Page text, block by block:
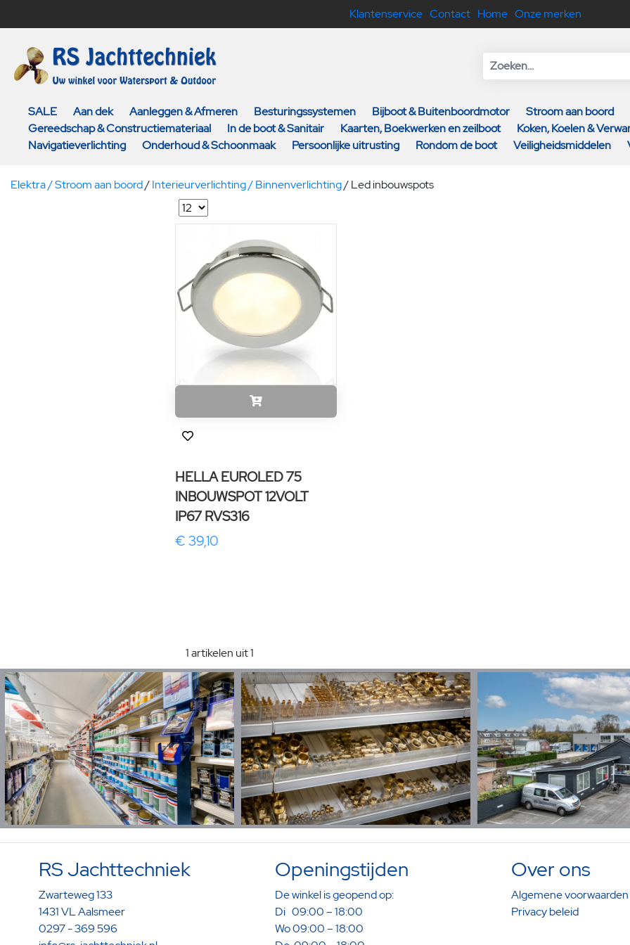
Klantenservice Contact Home Onze merken
SALE Aan dek Aanleggen & Afmeren Besturingssystemen Bijboot & Buitenboordmotor
Stroom aan boord
Gereedschap & Constructiemateriaal
In de boot & Sanitair Kaarten, Boekwerken en zeilboot
Koken, Koelen &
Navigatieverlichting
Onderhoud & Schoonmaak Persoonlijke uitrusting Rondom de boot Veiligheidsmiddelen
Elektra / Stroom aan boord/Interieurverlichting / Binnenverlichting/Led inbouwspots
HELLA EUROLED 75
INBOUWSPOT 12VOLT
IP67 RVS316
€ 39,10
1 artikelen uit 1
RS Jachttechniek
Zwarteweg 133
1431 VL Aalsmeer
0297 - 369 596
Openingstijden
De winkel is geopend op:
Di 09:00 – 18:00
Wo 09:00 – 18:00
Over ons
Algemene voorwaarden
Privacy beleid